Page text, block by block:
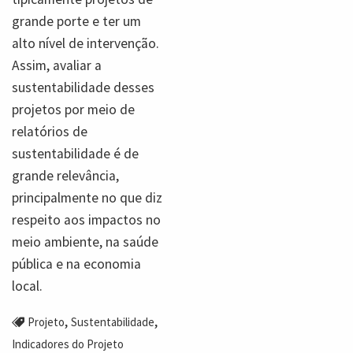
grande porte e ter um
alto nível de intervenção.
Assim, avaliar a
sustentabilidade desses
projetos por meio de
relatórios de
sustentabilidade é de
grande relevância,
principalmente no que diz
respeito aos impactos no
meio ambiente, na saúde
pública e na economia
local.
Projeto, Sustentabilidade,
Indicadores do Projeto